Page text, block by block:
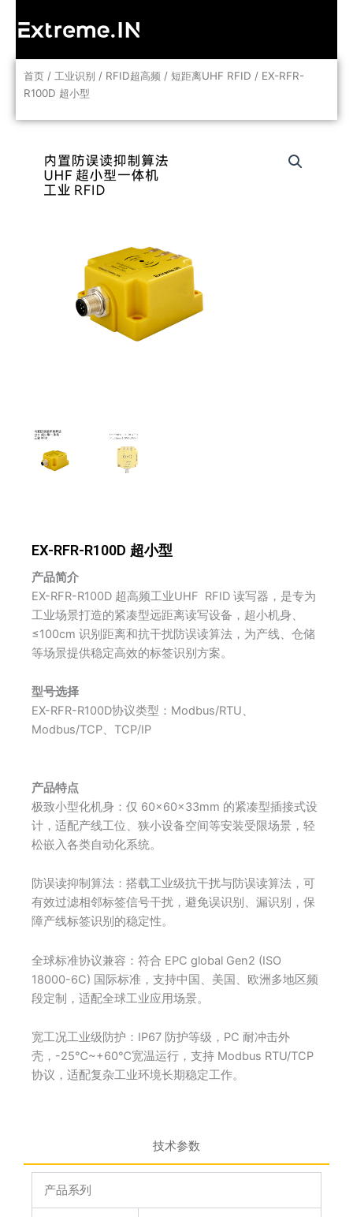
首页 / 工业识别 / RFID超高频 / 短距离UHF RFID / EX-RFR-
R100D 超小型
EX-RFR-R100D 超小型
产品简介
EX-RFR-R100D 超高频工业UHF RFID 读写器，是专为
工业场景打造的紧凑型远距离读写设备，超小机身、
≤100cm 识别距离和抗干扰防误读算法，为产线、仓储
等场景提供稳定高效的标签识别方案。
型号选择
EX-RFR-R100D协议类型：Modbus/RTU、
Modbus/TCP、TCP/IP
产品特点
极致小型化机身：仅 60×60×33mm 的紧凑型插接式设
计，适配产线工位、狭小设备空间等安装受限场景，轻
松嵌入各类自动化系统。
防误读抑制算法：搭载工业级抗干扰与防误读算法，可
有效过滤相邻标签信号干扰，避免误识别、漏识别，保
障产线标签识别的稳定性。
全球标准协议兼容：符合 EPC global Gen2 (ISO
18000-6C) 国际标准，支持中国、美国、欧洲多地区频
段定制，适配全球工业应用场景。
宽工况工业级防护：IP67 防护等级，PC 耐冲击外
壳，-25℃~+60℃宽温运行，支持 Modbus RTU/TCP
协议，适配复杂工业环境长期稳定工作。
技术参数
产品系列